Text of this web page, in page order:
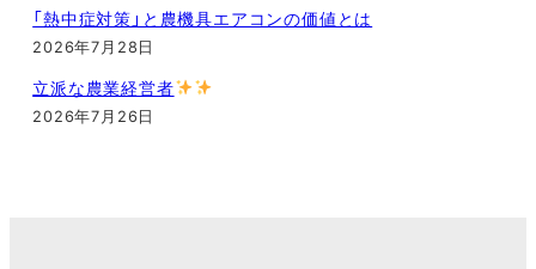
「熱中症対策」と農機具エアコンの価値とは
2026年7月28日
立派な農業経営者
2026年7月26日